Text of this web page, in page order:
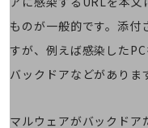
電話・映像コミュニケーシ
5G
ものが一般的です。添付
すが、例えば感染した
バックドアなどがありま
マルウェアがバックド